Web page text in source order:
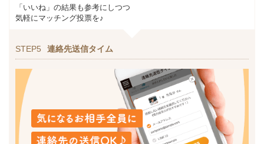
「いいね」の結果も参考にしつつ
気軽にマッチング投票を♪
STEP5 連絡先送信タイム